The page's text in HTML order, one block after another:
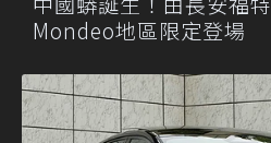
Mondeo地區限定登場